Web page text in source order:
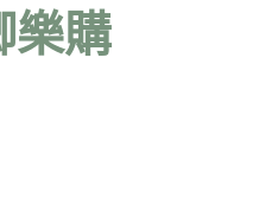
樂購